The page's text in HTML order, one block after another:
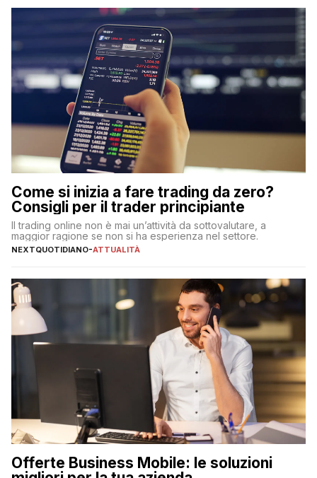
Come si inizia a fare trading da zero?
Consigli per il trader principiante
Il trading online non è mai un’attività da sottovalutare, a
maggior ragione se non si ha esperienza nel settore.
NEXTQUOTIDIANO-ATTUALITÀ
Offerte Business Mobile: le soluzioni